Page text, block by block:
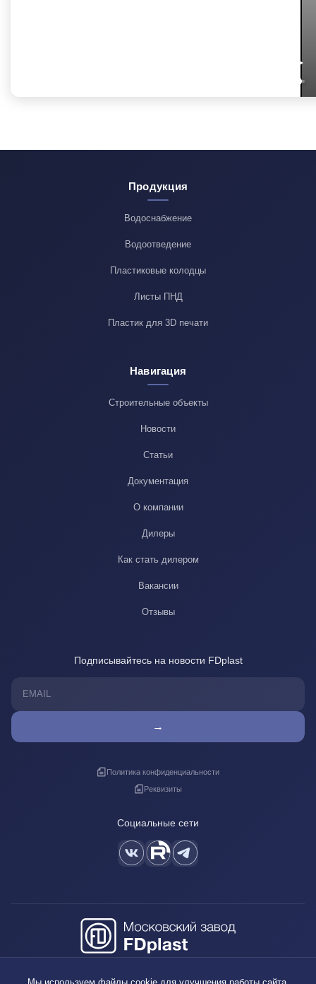
Продукция
Водоснабжение
Водоотведение
Пластиковые колодцы
Листы ПНД
Пластик для 3D печати
Навигация
Строительные объекты
Новости
Статьи
Документация
О компании
Дилеры
Как стать дилером
Вакансии
Отзывы
Подписывайтесь на новости FDplast
→
Политика конфиденциальности
Реквизиты
Социальные сети